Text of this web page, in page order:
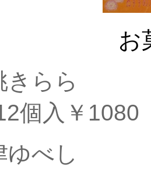
お
白桃
入￥1080
会津